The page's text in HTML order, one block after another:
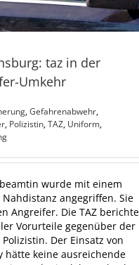
taz in der
Umkehr
,Gefahrenabwehr,
, Polizistin,TAZ, Uniform,
wurde mit einem
Nahdistanz angegriffen. Sie
Angreifer. Die TAZ
Vorurteile gegenüber der
Der Einsatz von
hätte keine ausreichende